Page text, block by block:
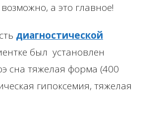
а это главное!
диагностической
был установлен
сна тяжелая форма (400
гипоксемия, тяжелая